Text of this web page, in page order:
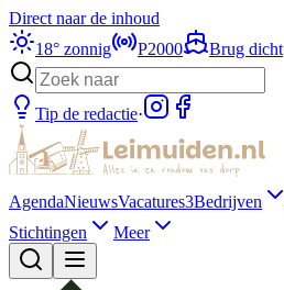
Direct naar de inhoud
18° zonnig P2000 Brug dicht
Tip de redactie·
AgendaNieuwsVacatures3Bedrijven
Stichtingen
Meer